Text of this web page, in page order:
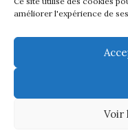
améliorer l'expérience de
Voir
(pas de courrier à
2 place Jules Joffrin -
Metro: Jules Joffrin ou
Bus : Mairie du XVIII
Newsletter